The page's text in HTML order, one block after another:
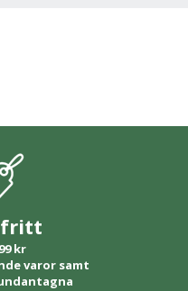
kr
varor samt